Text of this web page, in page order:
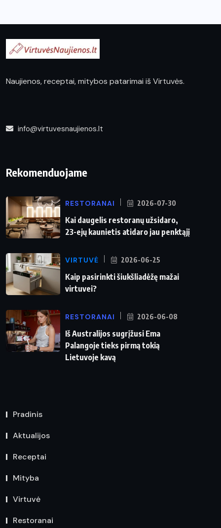
Naujienos, receptai, mitybos patarimai iš Virtuvės.
info@virtuvesnaujienos.lt
Rekomenduojame
RESTORANAI 2026-07-30
Kai daugelis restoranų užsidaro,
23-ejų kaunietis atidaro jau penktąjį
VIRTUVĖ 2026-06-25
Kaip pasirinkti šiukšliadėžę mažai
virtuvei?
RESTORANAI 2026-06-08
Iš Australijos sugrįžusi Ema
Palangoje tieks pirmą tokią
Lietuvoje kavą
Pradinis
Aktualijos
Receptai
Mityba
Virtuvė
Restoranai